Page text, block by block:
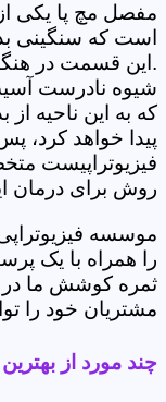
مفصل مچ پا یکی
است که سنگینی
.این قسمت در
شیوه نادرست
که به این ناحیه
پیدا خواهد کرد،
فیزیوتراپیست
روش برای درمان
موسسه
را همراه با یک
ثمره کوشش ما در
مشتریان خود را
چند مورد از